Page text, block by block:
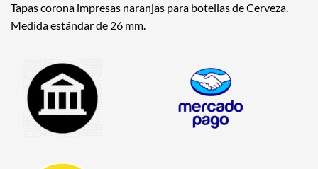
Tapas corona impresas naranjas para botellas de Cerveza.
Medida estándar de 26 mm.